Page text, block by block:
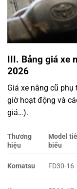
III. Bảng giá xe
2026
Giá xe nâng cũ
giờ hoạt động và
giá…).
Thương
hiệu
Model
biểu
Komatsu FD30-16